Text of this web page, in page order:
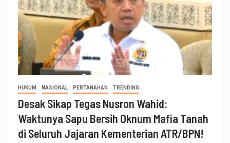
HUKUM NASIONAL PERTANAHAN TRENDING
Desak Sikap Tegas Nusron Wahid:
Waktunya Sapu Bersih Oknum Mafia Tanah
di Seluruh Jajaran Kementerian ATR/BPN!